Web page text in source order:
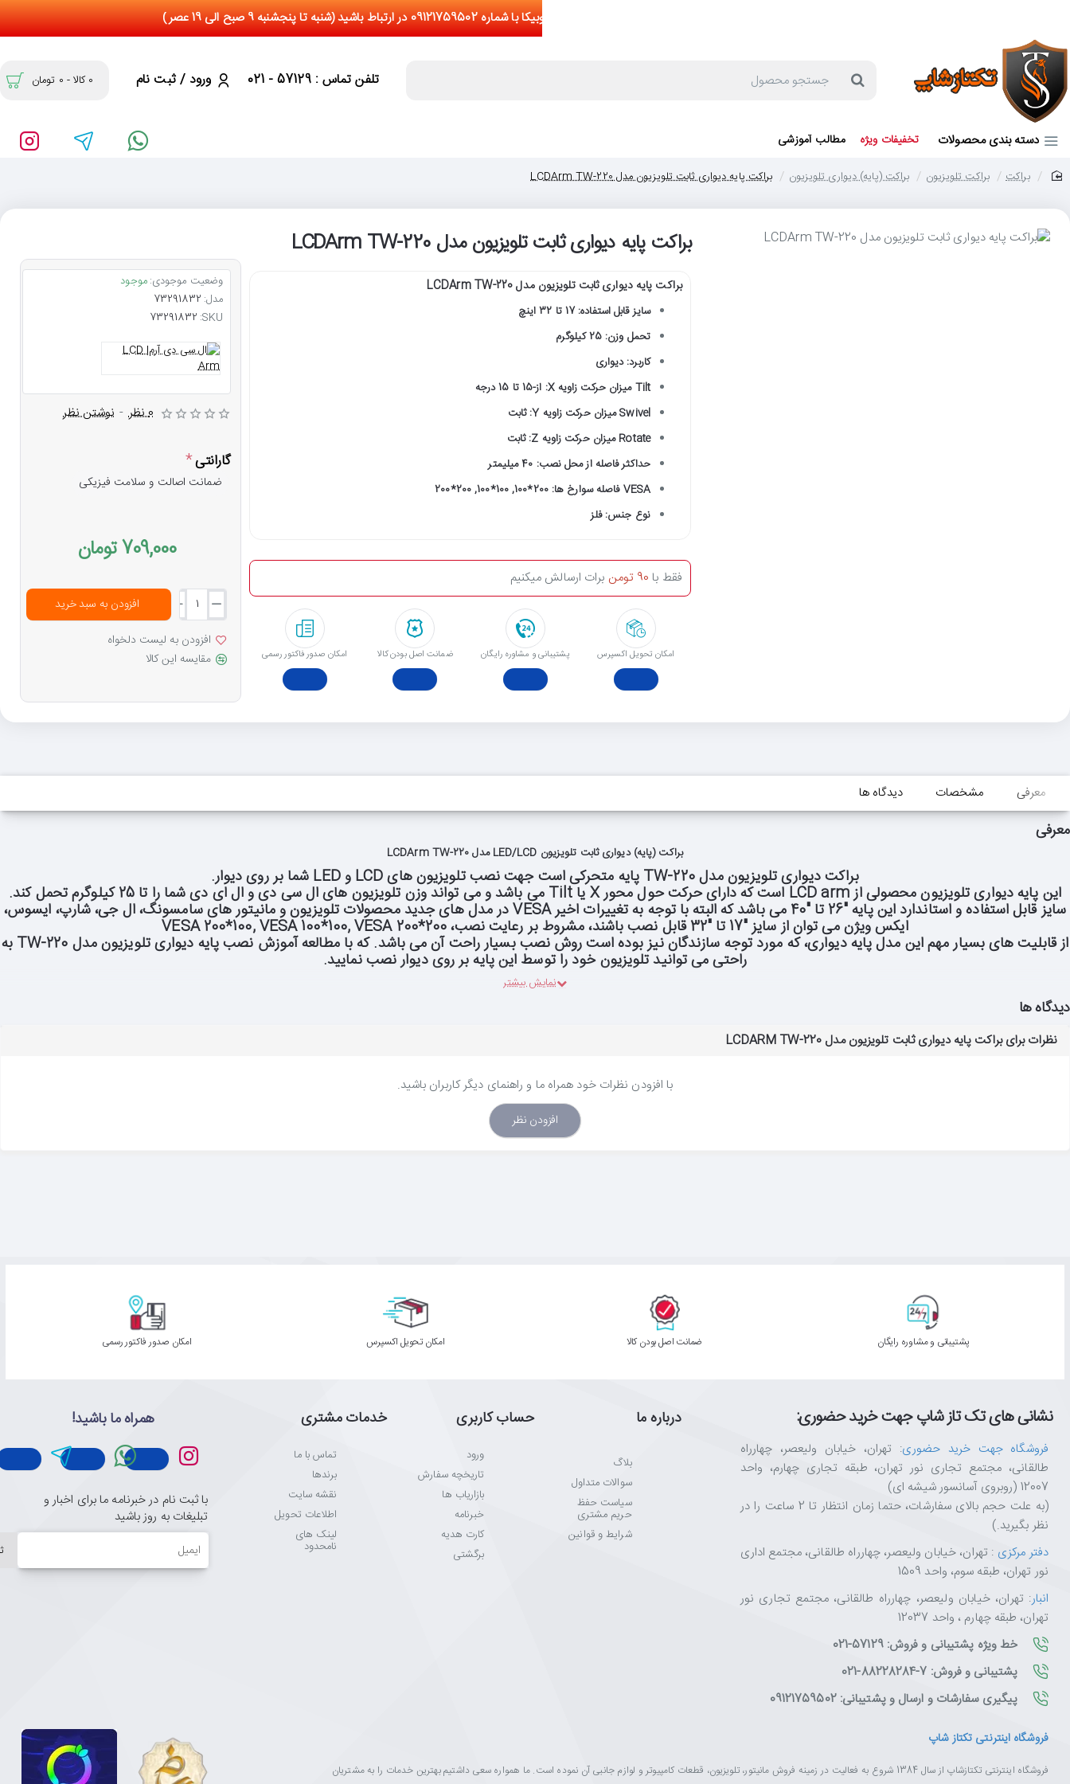
جستجو
تلفن تماس : 57129 - 021 ورود / ثبت نام 0 کالا - 0 تومان
دسته بندی محصولات تخفیفات ویژه مطالب آموزشی
براکت براکت تلویزیون براکت (پایه) دیواری تلویزیون براکت پایه دیواری ثابت تلویزیون مدل LCDArm TW-220
براکت پایه دیواری ثابت تلویزیون مدل LCDArm TW-220
براکت پایه دیواری ثابت تلویزیون مدل LCDArm TW-220
سایز قابل استفاده: 17 تا 32 اینچ
تحمل وزن: 25 کیلوگرم
کاربرد: دیواری
Tilt میزان حرکت زاویه X: از-15 تا 15 درجه
Swivel میزان حرکت زاویه Y: ثابت
Rotate میزان حرکت زاویه Z: ثابت
حداکثر فاصله از محل نصب: 40 میلیمتر
VESA فاصله سوارخ ها: 200*100, 100*100, 200*200
نوع جنس: فلز
امکان تحویل اکسپرس پشتیبانی و مشاوره رایگان ﺿﻤﺎﻧﺖ اﺻﻞ ﺑﻮدن ﮐﺎﻟﺎ امکان صدور فاکتور رسمی
فقط با 90 تومن برات ارسالش میکنیم
وضعیت موجودی:موجود
مدل: 73291832
SKU:
73291832
0 نظر - نوشتن نظر
گارانتی
ضمانت اصالت و سلامت فیزیکی
709,000 تومان
افزودن به سبد خرید
افزودن به لیست دلخواه
مقایسه این کالا
معرفی مشخصات دیدگاه ها
معرفی
براکت (پایه) دیواری ثابت تلویزیون LED/LCD مدل LCDArm TW-220
براکت دیواری تلویزیون مدل TW-220 پایه متحرکی است جهت نصب تلویزیون های LCD و LED شما بر روی دیوار.
این پایه دیواری تلویزیون محصولی از LCD arm است که دارای حرکت حول محور X یا Tilt می باشد و می تواند وزن تلویزیون های ال سی دی و ال ای دی شما را تا 25 کیلوگرم تحمل کند.
سایز قابل استفاده و استاندارد این پایه "26 تا "40 می باشد که البته با توجه به تغییرات اخیر VESA در مدل های جدید محصولات تلویزیون و مانیتور های سامسونگ، ال جی، شارپ، ایسوس،
ایکس ویژن می توان از سایز "17 تا "32 قابل نصب باشند، مشروط بر رعایت نصب، VESA 200*100, VESA 100*100, VESA 200*200
از قابلیت های بسیار مهم این مدل پایه دیواری، که مورد توجه سازندگان نیز بوده است روش نصب بسیار راحت آن می باشد. که با مطالعه آموزش نصب پایه دیواری تلویزیون مدل TW-220 به
راحتی می توانید تلویزیون خود را توسط این پایه بر روی دیوار نصب نمایید.
دیدگاه ها
نظرات برای براکت پایه دیواری ثابت تلویزیون مدل LCDARM TW-220
با افزودن نظرات خود همراه ما و راهنمای دیگر کاربران باشید.
افزودن نظر
پشتیبانی و مشاوره رایگان ﺿﻤﺎﻧﺖ اﺻﻞ ﺑﻮدن ﮐﺎﻟﺎ اﻣﮑﺎن ﺗﺤﻮﯾﻞ اﮐﺴﭙﺮس امکان صدور فاکتور رسمی
نشانی های تک تاز شاپ جهت خرید حضوری:
فروشگاه جهت خرید حضوری: تهران، خیابان ولیعصر، چهارراه
طالقانی، مجتمع تجاری نور تهران، طبقه تجاری چهارم، واحد
12007 (روبروی آسانسور شیشه ای)
(به علت حجم بالای سفارشات، حتما زمان انتظار تا 2 ساعت را در
نظر بگیرید.)
دفتر مرکزی : تهران، خیابان ولیعصر، چهارراه طالقانی، مجتمع اداری
نور تهران، طبقه سوم، واحد 1509
انبار: تهران، خیابان ولیعصر، چهارراه طالقانی، مجتمع تجاری نور
تهران، طبقه چهارم ، واحد 12037
خط ویژه پشتیبانی و فروش: 57129-021
پشتیبانی و فروش: 7-88228284-021
پیگیری سفارشات و ارسال و پشتیبانی: 09121759502
درباره ما
بلاگ
سوالات متداول
سیاست حفظ
حریم مشتری
شرایط و قوانین
حساب کاربری
ورود
تاریخچه سفارش
بازاریاب ها
خبرنامه
کارت هدیه
برگشتی
خدمات مشتری
تماس با ما
برندها
نقشه سایت
اطلاعات تحویل
لینک های
نامحدود
همراه ما باشید!
با ثبت نام در خبرنامه ما برای اخبار و
تبلیغات به روز باشید
ایمیل
فروشگاه اینترنتی تکتاز شاپ
فروشگاه اینترنتی تکتازشاپ از سال 1384 شروع به فعالیت در زمینه فروش مانیتور، تلویزیون، قطعات کامپیوتر و لوازم جانبی آن نموده است. ما همواره سعی داشتیم بهترین خدمات را به مشتریان